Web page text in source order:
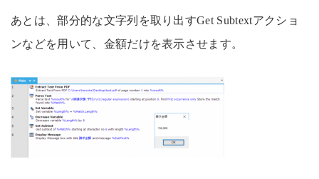
あとは、部分的な文字列を取り出すGet Subtextアクショ
ンなどを用いて、金額だけを表示させます。